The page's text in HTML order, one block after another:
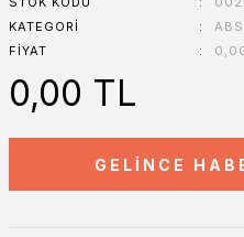
KATEGORI
FIYAT
0,00 TL
GELİNCE